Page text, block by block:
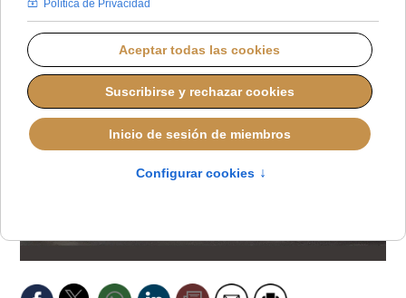
VIERNES, 26 SEPTIEMBRE 2025 17:24